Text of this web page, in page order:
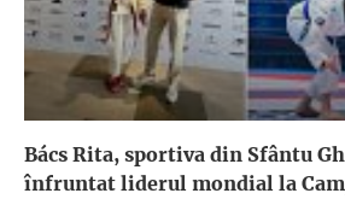
Bács Rita, sportiva din Sfântu
înfruntat liderul mondial la